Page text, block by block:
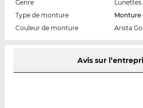
Genre
Lunettes
Type de monture
Monture
Couleur de monture
Arista
Avis sur